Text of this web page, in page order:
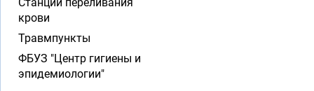
крови
Травмпункты
ФБУЗ "Центр гигиены и
эпидемиологии"